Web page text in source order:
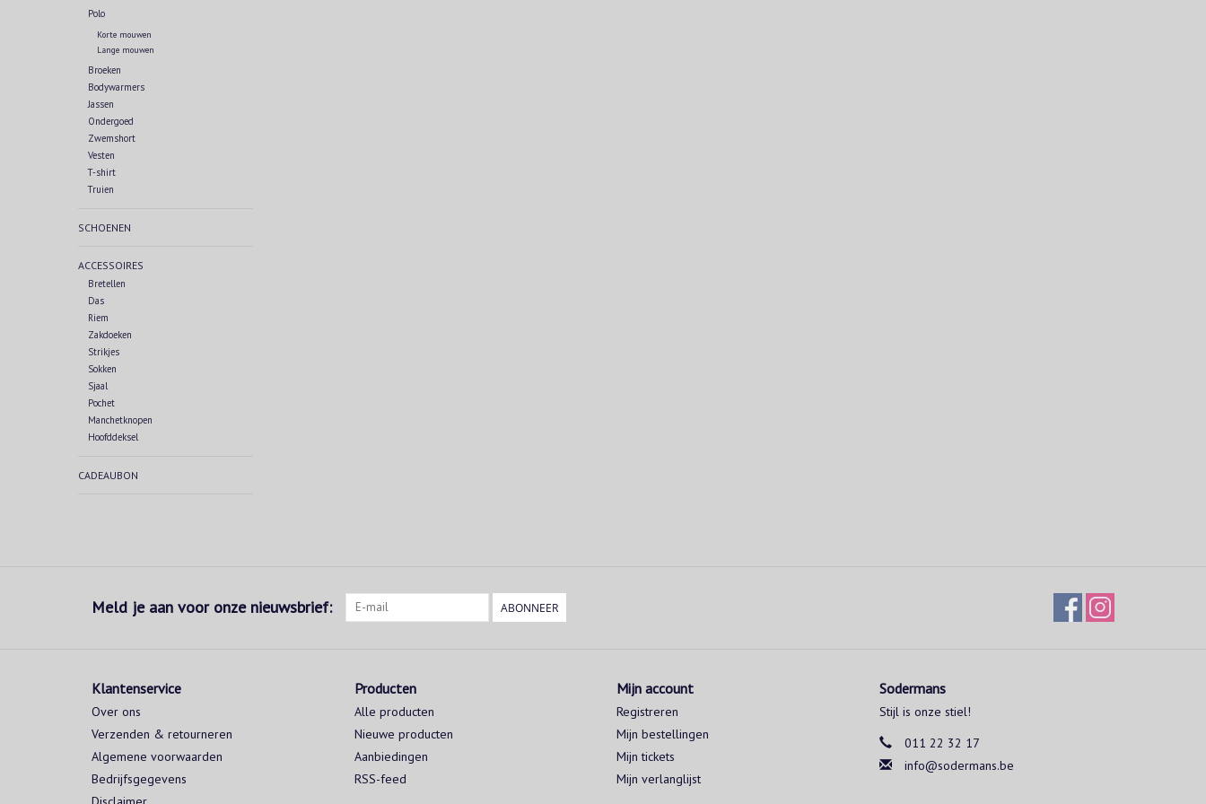
Polo
Korte mouwen
Lange mouwen
Broeken
Bodywarmers
Jassen
Ondergoed
Zwemshort
Vesten
T-shirt
Truien
SCHOENEN
ACCESSOIRES
Bretellen
Das
Riem
Zakdoeken
Strikjes
Sokken
Sjaal
Pochet
Manchetknopen
Hoofddeksel
CADEAUBON
Meld je aan voor onze nieuwsbrief: ABONNEER
Klantenservice
Over ons
Verzenden & retourneren
Algemene voorwaarden
Bedrijfsgegevens
Producten
Alle producten
Nieuwe producten
Aanbiedingen
RSS-feed
Mijn account
Registreren
Mijn bestellingen
Mijn tickets
Mijn verlanglijst
Sodermans
Stijl is onze stiel!
011 22 32 17
info@sodermans.be